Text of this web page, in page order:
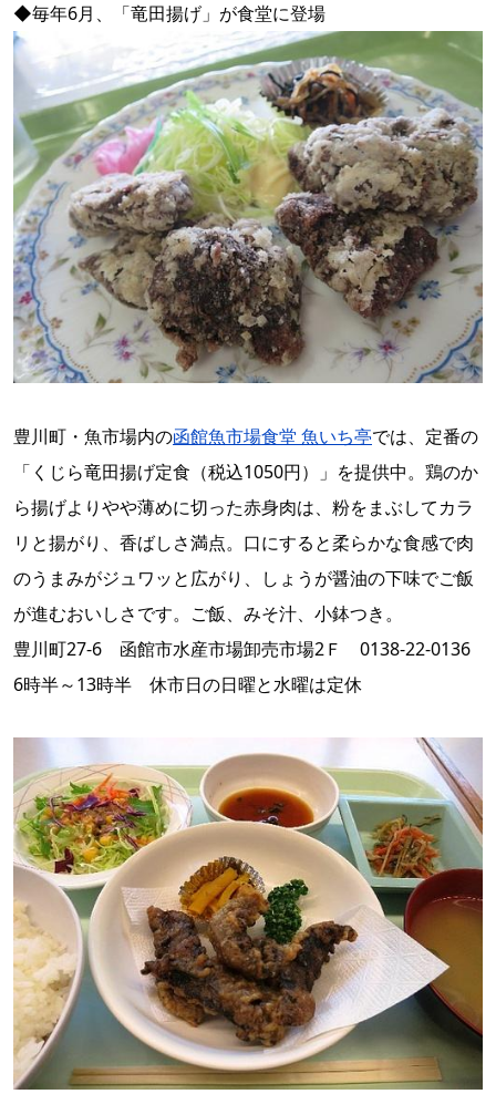
◆毎年6月、「竜田揚げ」が食堂に登場
豊川町・魚市場内の函館魚市場食堂 魚いち亭では、定番の
「くじら竜田揚げ定食（税込1050円）」を提供中。鶏のか
ら揚げよりやや薄めに切った赤身肉は、粉をまぶしてカラ
リと揚がり、香ばしさ満点。口にすると柔らかな食感で肉
のうまみがジュワッと広がり、しょうが醤油の下味でご飯
が進むおいしさです。ご飯、みそ汁、小鉢つき。
豊川町27-6 函館市水産市場卸売市場2Ｆ 0138-22-0136
6時半～13時半 休市日の日曜と水曜は定休